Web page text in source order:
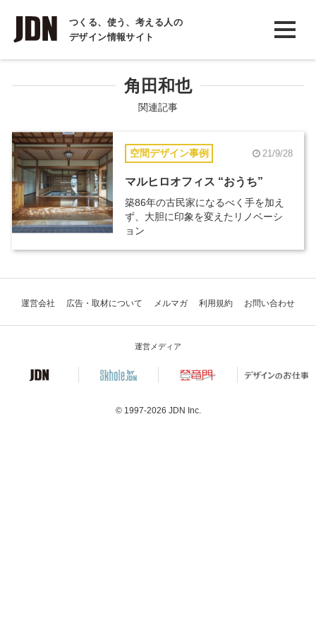
つくる、使う、考える人の
デザイン情報サイト
INTERVIEW
インタビュー
COLUMN
コラム
角田和也
関連記事
空間デザイン事例 21/9/28
マルヒロオフィス “おうち”
築86年の古民家になるべく手を加え
ず、大胆に印象を変えたリノベーシ
ョン
運営会社 広告・取材について メルマガ 利用規約 お問い合わせ
運営メディア
© 1997-2026 JDN Inc.